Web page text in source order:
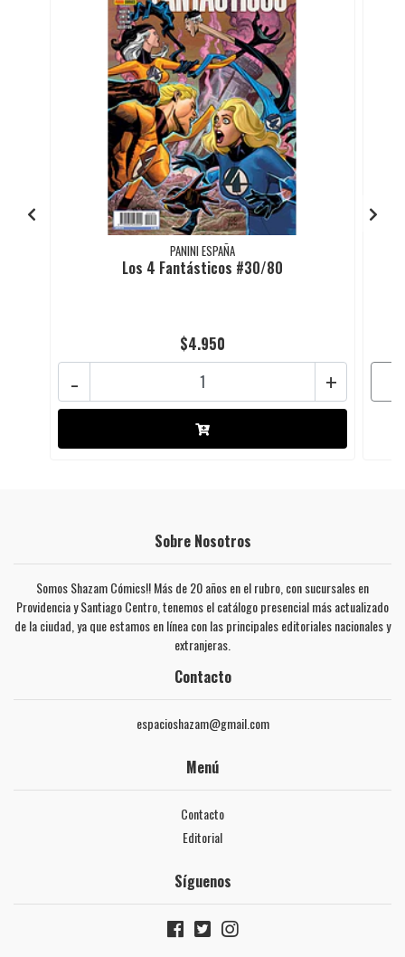
PANINI ESPAÑA
Los 4 Fantásticos #30/80
$4.950
+
-
Sobre Nosotros
Somos Shazam Cómics!! Más de 20 años en el rubro, con sucursales en
Providencia y Santiago Centro, tenemos el catálogo presencial más actualizado
de la ciudad, ya que estamos en línea con las principales editoriales nacionales y
extranjeras.
Contacto
espacioshazam@gmail.com
Menú
Contacto
Editorial
Síguenos